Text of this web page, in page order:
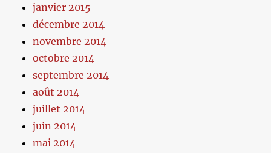
janvier 2015
décembre 2014
novembre 2014
octobre 2014
septembre 2014
août 2014
juillet 2014
juin 2014
mai 2014